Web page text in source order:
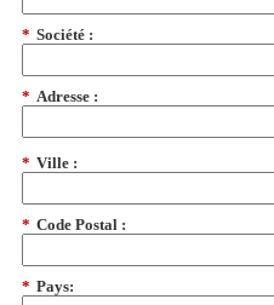
* Société :
* Adresse :
* Ville :
* Code Postal :
* Pays: